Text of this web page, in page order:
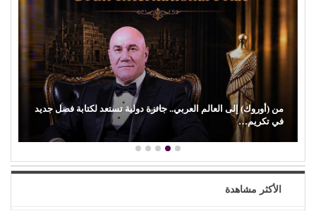
من (أوروك) إلى العالم العربي.. جائزة دولية تستعد لكتابة فصل جديد
في تكريم…
الأكثر مشاهدة